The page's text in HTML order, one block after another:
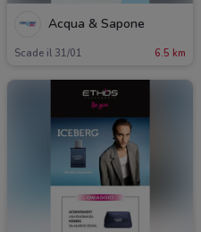
Acqua & Sapone
Scade il 31/01 6.5 km